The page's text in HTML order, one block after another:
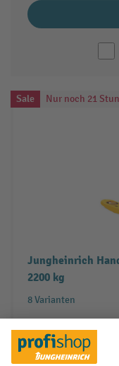
Sale Nur noch 21
Jungheinrich
2200 kg
8 Varianten
8 Arbeitstage